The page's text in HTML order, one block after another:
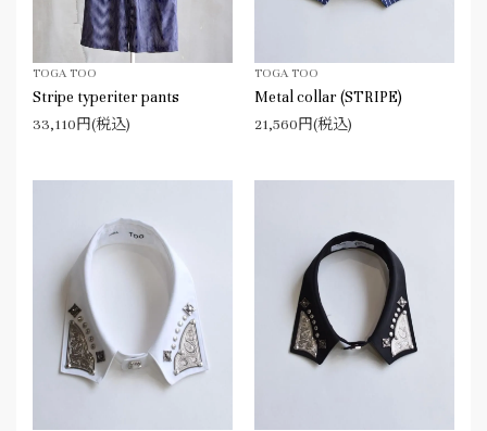
TOGA TOO
Stripe typeriter pants
33,110円(税込)
TOGA TOO
Metal collar (STRIPE)
21,560円(税込)